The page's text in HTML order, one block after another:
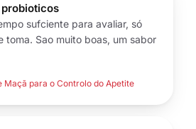
sufciente para avaliar, só
toma. Sao muito boas, um sabor
Maçã para o Controlo do Apetite